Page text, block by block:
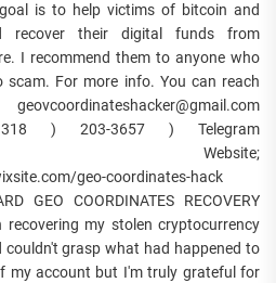
goal is to help victims of bitcoin and
recover their digital funds from
I recommend them to anyone who
For more info. You can reach
) 203-3657 ) Telegram
Website;
geo-coordinates-hack
GEO COORDINATES RECOVERY
recovering my stolen cryptocurrency
grasp what had happened to
my account but I'm truly grateful for